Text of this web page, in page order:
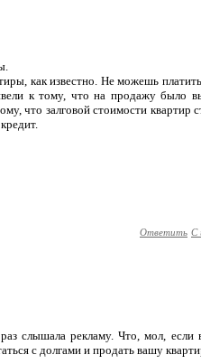
как известно. Не можешь
к тому, что на продажу было
что залговой стоимости квартир
Ответить С
слышала рекламу. Что, мол, если
с долгами и продать вашу